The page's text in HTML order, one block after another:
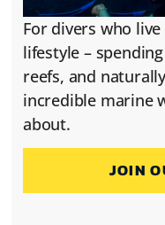
For divers who
lifestyle –
reefs, and
incredible marine
about.
JOIN